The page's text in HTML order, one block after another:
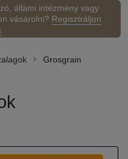
állami intézmény vagy
vásárolni? Regisztráljon
Grosgrain